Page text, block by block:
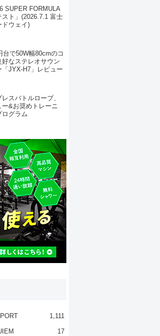
SUPER FORMULA
スト」(2026.7.1 富士
ドウェイ)
台で50W幅80cmのコ
好なステレオサウン
「JYX-H7」レビュー
レスバトルロープ、
ー&お奨めトレーニ
ログラム
1,111
17